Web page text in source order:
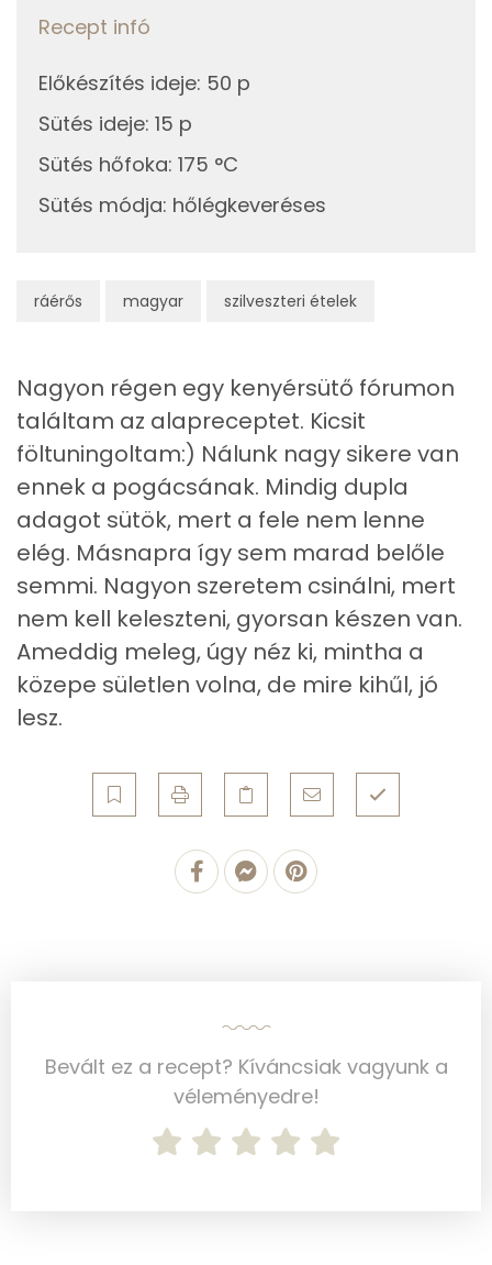
ráérős magyar szilveszteri ételek
13g sajt
Összesen
Fehérje
Összesen
Zsír
Összesen
Egyszeresen telítetlen zsírsav:
Koleszterin
Ásványi anyagok
Összesen
2391.4 g
Cink
164 mg
Szelén
35 mg
Kálcium
160 mg
Magnézium
31 mg
Szénhidrát
Recept infó
Előkészítés ideje: 50 p
Sütés ideje: 15 p
Sütés hőfoka: 175 °C
Sütés módja: hőlégkeveréses
Nagyon régen egy kenyérsütő fórumon
találtam az alapreceptet. Kicsit
föltuningoltam:) Nálunk nagy sikere van
ennek a pogácsának. Mindig dupla
adagot sütök, mert a fele nem lenne
elég. Másnapra így sem marad belőle
semmi. Nagyon szeretem csinálni, mert
nem kell keleszteni, gyorsan készen van.
Ameddig meleg, úgy néz ki, mintha a
közepe sületlen volna, de mire kihűl, jó
lesz.
Bevált ez a recept? Kíváncsiak vagyunk a
véleményedre!